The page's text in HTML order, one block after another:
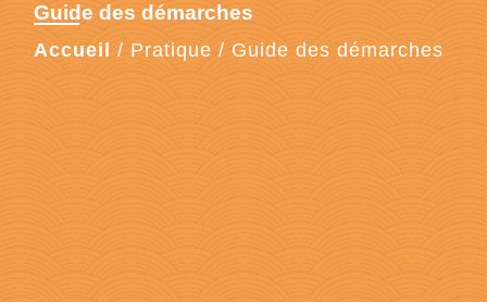
Guide des démarches
Accueil / Pratique / Guide des démarches